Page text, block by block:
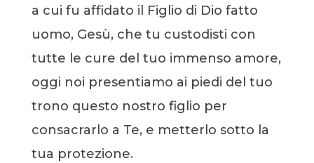
a cui fu affidato il Figlio di Dio fatto
uomo, Gesù, che tu custodisti con
tutte le cure del tuo immenso amore,
oggi noi presentiamo ai piedi del tuo
trono questo nostro figlio per
consacrarlo a Te, e metterlo sotto la
tua protezione.